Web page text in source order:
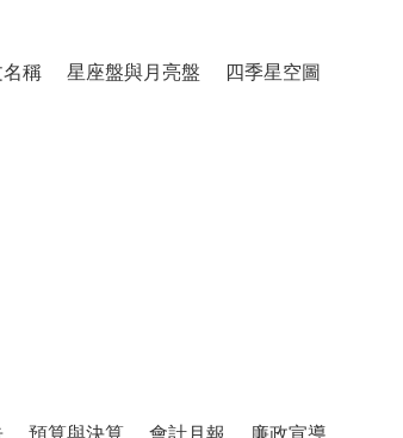
名稱 星座盤與月亮盤 四季星空圖
預算與決算 會計月報 廉政宣導